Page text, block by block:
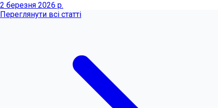
2 березня 2026 р.
Переглянути всі статті